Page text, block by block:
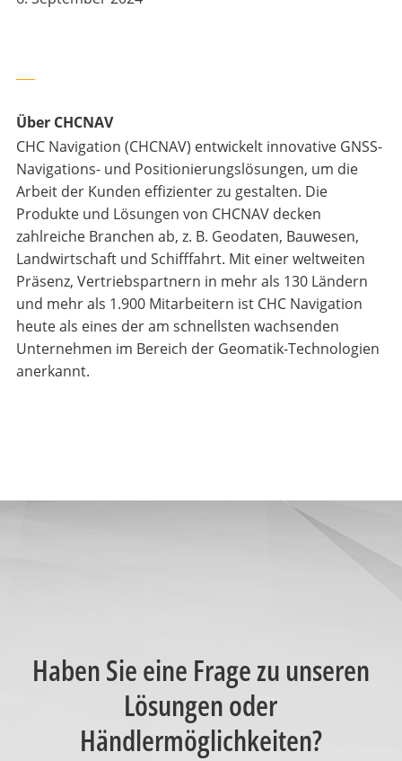
Über CHCNAV
CHC Navigation (CHCNAV) entwickelt innovative GNSS-
Navigations- und Positionierungslösungen, um die
Arbeit der Kunden effizienter zu gestalten. Die
Produkte und Lösungen von CHCNAV decken
zahlreiche Branchen ab, z. B. Geodaten, Bauwesen,
Landwirtschaft und Schifffahrt. Mit einer weltweiten
Präsenz, Vertriebspartnern in mehr als 130 Ländern
und mehr als 1.900 Mitarbeitern ist CHC Navigation
heute als eines der am schnellsten wachsenden
Unternehmen im Bereich der Geomatik-Technologien
anerkannt.
Haben Sie eine Frage zu unseren
Lösungen oder
Händlermöglichkeiten?